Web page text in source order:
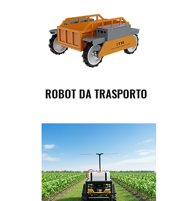
ROBOT DA TRASPORTO